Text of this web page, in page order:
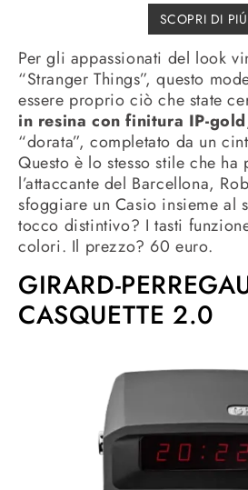
SCOPRI DI PIÚ
Per gli appassionati del look
“Stranger Things”, questo
essere proprio ciò che state
in resina con finitura IP-gold
“dorata”, completato da un
Questo è lo stesso stile che ha
l’attaccante del Barcellona,
sfoggiare un Casio insieme al
tocco distintivo? I tasti
colori. Il prezzo? 60 euro.
GIRARD-
CASQUETTE 2.0